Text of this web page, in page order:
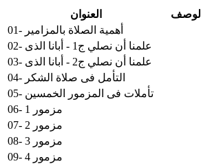
العنوان الوصف
01- أهمية الصلاة بالمزامير
02- علمنا أن نصلي ج1 - أبانا الذى
03- علمنا أن نصلي ج2 - أبانا الذى
04- التأمل فى صلاة الشكر
05- تأملات فى المزمور الخمسين
06- مزمور 1
07- مزمور 2
08- مزمور 3
09- مزمور 4